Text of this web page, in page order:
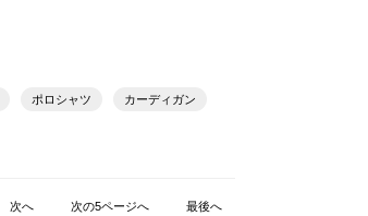
ポロシャツ カーディガン
次へ 次の5ページへ 最後へ